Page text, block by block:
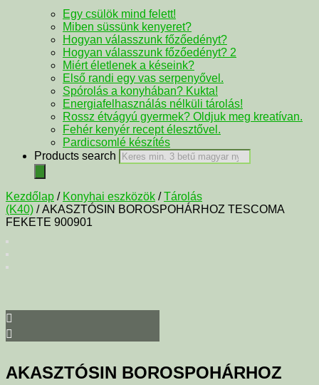
Egy csülök mind felett!
Miben süssünk kenyeret?
Hogyan válasszunk főzőedényt?
Hogyan válasszunk főzőedényt? 2
Miért életlenek a késeink?
Első randi egy vas serpenyővel.
Spórolás a konyhában? Kukta!
Energiafelhasználás nélküli tárolás!
Rossz étvágyú gyermek? Oldjuk meg kreatívan.
Fehér kenyér recept élesztővel.
Pardicsomlé készítés
Products search
Kezdőlap / Konyhai eszközök /Tárolás
(K40) / AKASZTÓSIN BOROSPOHÁRHOZ TESCOMA
FEKETE 900901
AKASZTÓSIN BOROSPOHÁRHOZ